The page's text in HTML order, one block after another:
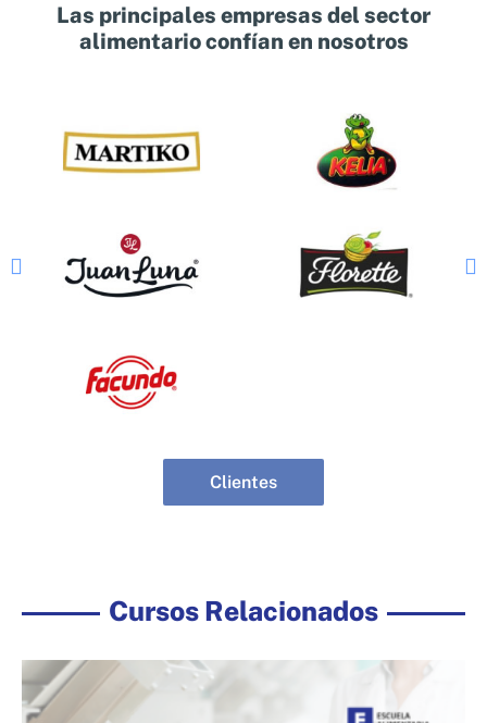
Las principales empresas del sector
alimentario confían en nosotros
Clientes
Cursos Relacionados